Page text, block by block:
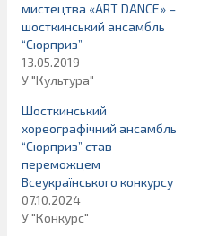
мистецтва «ART DANCE» –
шосткинський ансамбль
“Сюрприз”
13.05.2019
У "Культура"
Шосткинський
хореографічний ансамбль
“Сюрприз” став
переможцем
Всеукраїнського конкурсу
07.10.2024
У "Конкурс"